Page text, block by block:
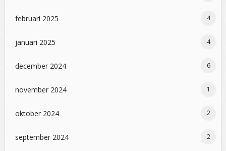
februari 2025 4
januari 2025 4
december 2024 6
november 2024 1
oktober 2024 2
september 2024 2